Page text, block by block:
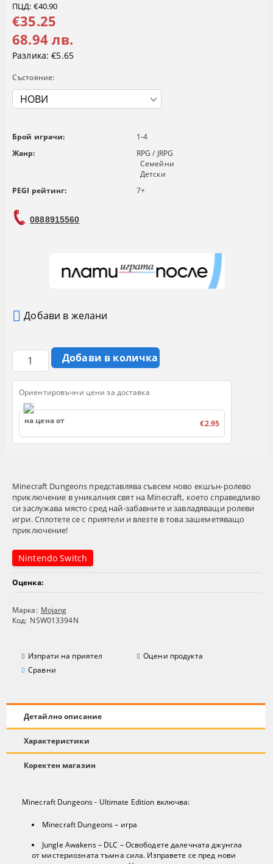
Minecraft Dungeons представлява съвсем ново екшън-ролево
приключение в уникалния свят на Minecraft, което справедливо
си заслужава място сред най-забавните и завладяващи ролеви
игри. Сплотете се с приятели и влезте в това зашеметяващо
приключение!
Nintendo Switch
Оценка:
Марка: Mojang
Код: NSW013394N
Изпрати на приятел
Оцени продукта
Сравни
ПЦД: €40.90
€35.25
68.94 лв.
Разлика: €5.65
Състояние:
Брой играчи:
1-4
Жанр:
RPG / JRPG
Семейни
Детски
PEGI рейтинг:
7+
0888915560
Добави в желани
Ориентировъчни цени за доставка
на цена от €2.95
Детайлно описание
Характеристики
Коректен магазин
Minecraft Dungeons - Ultimate Edition включва:
Minecraft Dungeons – игра
Jungle Awakens – DLC – Освободете далечната джунгла
от мистериозната тъмна сила. Изправете се пред нови